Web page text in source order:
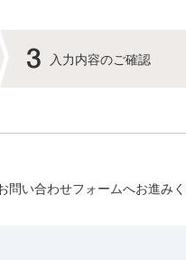
入力内容のご確認
い合わせフォームへお進みく